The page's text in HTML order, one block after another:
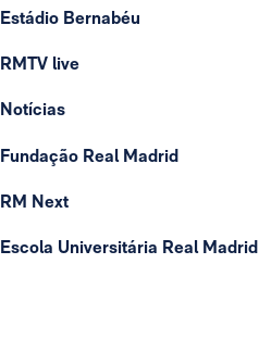
Estádio Bernabéu
RMTV live
Notícias
Fundação Real Madrid
RM Next
Escola Universitária Real Madrid